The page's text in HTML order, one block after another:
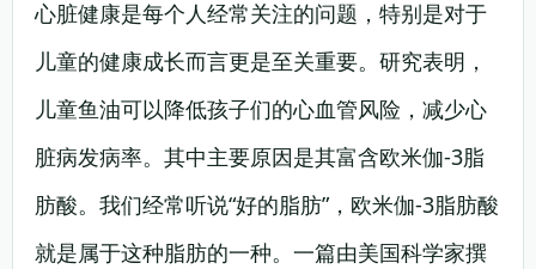
心脏健康是每个人经常关注的问题，特别是对于
儿童的健康成长而言更是至关重要。研究表明，
儿童鱼油可以降低孩子们的心血管风险，减少心
脏病发病率。其中主要原因是其富含欧米伽-3脂
肪酸。我们经常听说“好的脂肪”，欧米伽-3脂肪酸
就是属于这种脂肪的一种。一篇由美国科学家撰